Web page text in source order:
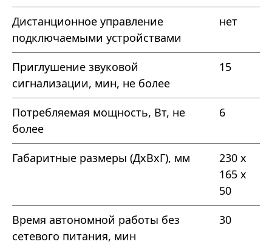
Дистанционное управление
подключаемыми устройствами
нет
Приглушение звуковой
сигнализации, мин, не более
15
Потребляемая мощность, Вт, не
более
6
Габаритные размеры (ДхВхГ), мм
230 х
165 х
50
Время автономной работы без
сетевого питания, мин
30